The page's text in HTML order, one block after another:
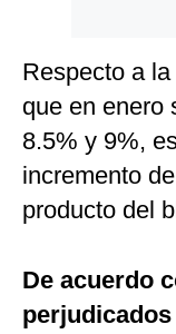
Respecto a
que en enero
8.5% y 9%,
incremento
producto del
De acuerdo